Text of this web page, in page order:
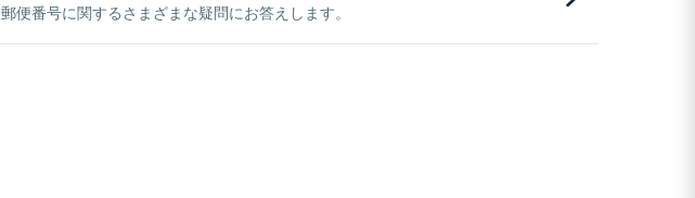
郵便番号に関するさまざまな疑問にお答えします。